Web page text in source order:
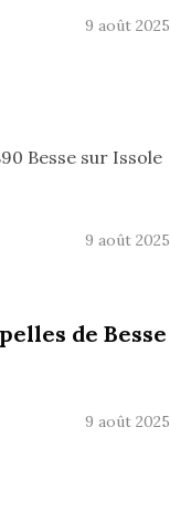
9 août 2025
Besse sur Issole
9 août 2025
de Besse
9 août 2025